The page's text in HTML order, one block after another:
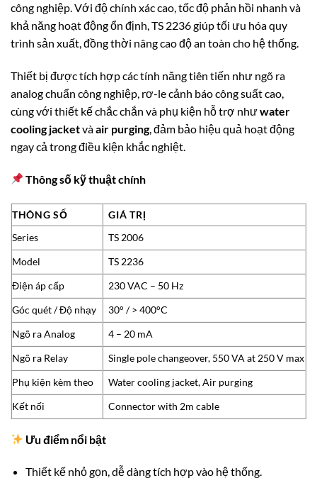
công nghiệp. Với độ chính xác cao, tốc độ phản hồi nhanh và
khả năng hoạt động ổn định, TS 2236 giúp tối ưu hóa quy
trình sản xuất, đồng thời nâng cao độ an toàn cho hệ thống.
Thiết bị được tích hợp các tính năng tiên tiến như ngõ ra
analog chuẩn công nghiệp, rơ-le cảnh báo công suất cao,
cùng với thiết kế chắc chắn và phụ kiện hỗ trợ nhưwater
cooling jacketvàair purging, đảm bảo hiệu quả hoạt động
ngay cả trong điều kiện khắc nghiệt.
Thông số kỹ thuật chính
THÔNG SỐ
GIÁ TRỊ
Series
TS 2006
Model
TS 2236
Điện áp cấp
230 VAC – 50 Hz
Góc quét / Độ nhạy
30° / > 400°C
Ngõ ra Analog
4 – 20 mA
Ngõ ra Relay
Single pole changeover, 550 VA at 250 V max
Phụ kiện kèm theo
Water cooling jacket, Air purging
Kết nối
Connector with 2m cable
Ưu điểm nổi bật
Thiết kế nhỏ gọn, dễ dàng tích hợp vào hệ thống.